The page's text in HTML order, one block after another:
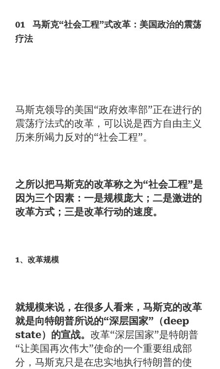
01
马斯克“社会工程”式改革：美国政治的震荡
疗法
马斯克领导的美国“政府效率部”正在进行的
震荡疗法式的改革，可以说是西方自由主义
历来所竭力反对的“社会工程”。
之所以把马斯克的改革称之为“社会工程”是
因为三个因素：一是规模庞大；二是激进的
改革方式；三是改革行动的速度。
1、改革规模
就规模来说，在很多人看来，马斯克的改革
就是向特朗普所说的“深层国家”（deep
state）的宣战。 改革“深层国家”是特朗普
“让美国再次伟大”使命的一个重要组成部
分，马斯克只是在忠实地执行特朗普的使